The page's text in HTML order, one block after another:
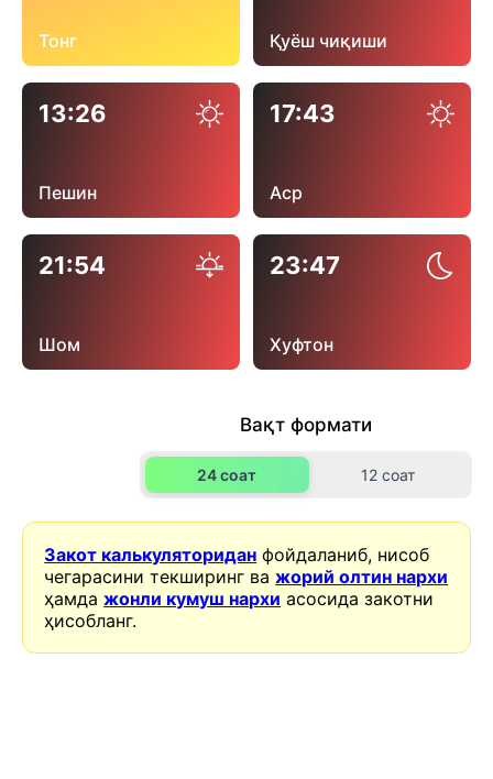
Тонг Қуёш чиқиши
13:26
Пешин
17:43
Аср
21:54
Шом
23:47
Хуфтон
Вақт формати
24 соат 12 соат
Закот калькуляторидан фойдаланиб, нисоб
чегарасини текширинг важорий олтин нархи
ҳамдажонли кумуш нархи асосида закотни
ҳисобланг.